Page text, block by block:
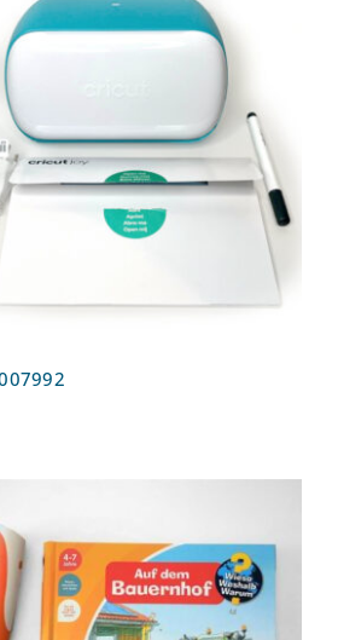
Cricut Joy 2007992